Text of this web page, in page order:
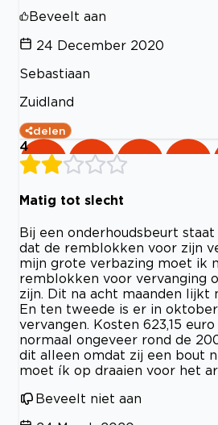
Beveelt aan
24 December 2020
Sebastiaan
Zuidland
delen
4
Matig tot slecht
Bij een onderhoudsbeurt
dat de remblokken voor zijn
mijn grote verbazing moet ik
remblokken voor vervanging
zijn. Dit na acht maanden lijkt
En ten tweede is er in
vervangen. Kosten 623,15
normaal ongeveer rond de
dit alleen omdat zij een bout
moet ík op draaien voor het
Beveelt niet aan